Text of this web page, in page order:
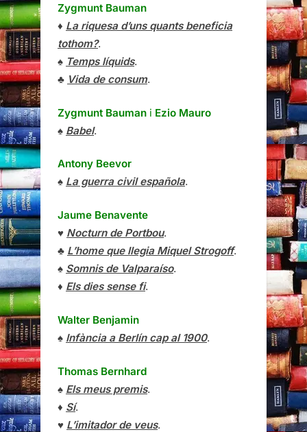
Zygmunt Bauman
♦ La riquesa d’uns quants beneficia
tothom?.
♠ Temps líquids.
♣ Vida de consum.
Zygmunt Bauman i Ezio Mauro
♠ Babel.
Antony Beevor
♠ La guerra civil española.
Jaume Benavente
♥ Nocturn de Portbou.
♣ L’home que llegia Miquel Strogoff.
♠ Somnis de Valparaíso.
♦ Els dies sense fi.
Walter Benjamin
♠ Infància a Berlín cap al 1900.
Thomas Bernhard
♠ Els meus premis.
♦ Sí.
♥ L’imitador de veus.